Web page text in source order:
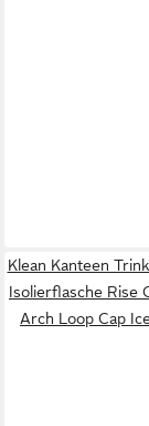
Klean Kanteen
Isolierflasche Rise
Arch Loop Cap